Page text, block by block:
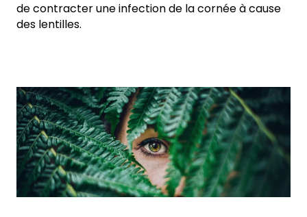
de contracter une infection de la cornée à cause
des lentilles.